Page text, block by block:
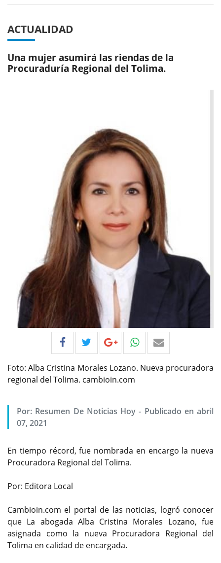
ACTUALIDAD
Una mujer asumirá las riendas de la
Procuraduría Regional del Tolima.
Foto: Alba Cristina Morales Lozano. Nueva procuradora
regional del Tolima. cambioin.com
Por: Resumen De Noticias Hoy - Publicado en abril
07, 2021
En tiempo récord, fue nombrada en encargo la nueva
Procuradora Regional del Tolima.
Por: Editora Local
Cambioin.com el portal de las noticias, logró conocer
que La abogada Alba Cristina Morales Lozano, fue
asignada como la nueva Procuradora Regional del
Tolima en calidad de encargada.